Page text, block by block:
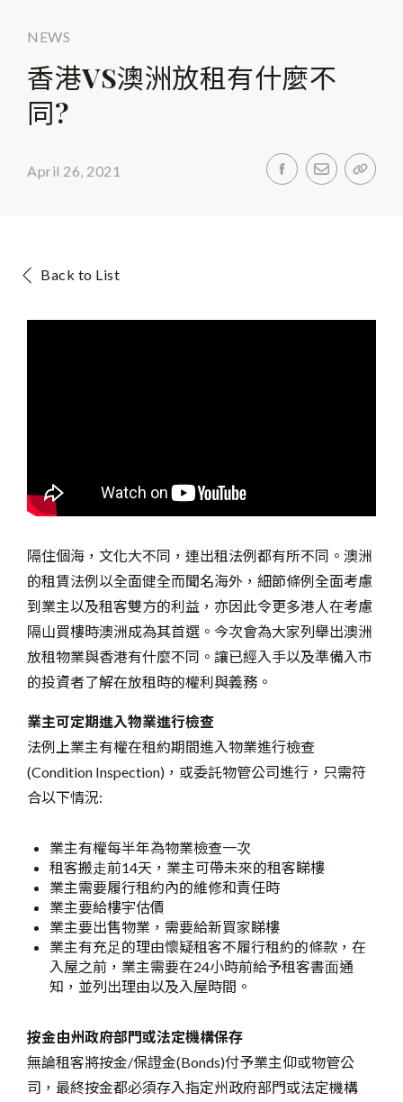
NEWS
香港VS澳洲放租有什麼不
同?
April 26, 2021
Back to List
隔住個海，文化大不同，連出租法例都有所不同。澳洲
的租賃法例以全面健全而聞名海外，細節條例全面考慮
到業主以及租客雙方的利益，亦因此令更多港人在考慮
隔山買樓時澳洲成為其首選。今次會為大家列舉出澳洲
放租物業與香港有什麼不同。讓已經入手以及準備入市
的投資者了解在放租時的權利與義務。
業主可定期進入物業進行檢查
法例上業主有權在租約期間進入物業進行檢查
(Condition Inspection)，或委託物管公司進行，只需符
合以下情況:
業主有權每半年為物業檢查⼀次
租客搬⾛前14天，業主可帶未來的租客睇樓
業主需要履⾏租約內的維修和責任時
業主要給樓宇估價
業主要出售物業，需要給新買家睇樓
業主有充⾜的理由懷疑租客不履⾏租約的條款，在
入屋之前，業主需要在24⼩時前給予租客書⾯通
知，並列出理由以及入屋時間。
按金由州政府部門或法定機構保存
無論租客將按金/保證金(Bonds)付予業主仰或物管公
司，最終按金都必須存入指定州政府部門或法定機構